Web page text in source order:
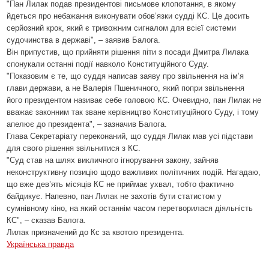
"Пан Лилак подав президентові письмове клопотання, в якому
йдеться про небажання виконувати обов’язки судді КС. Це досить
серйозний крок, який є тривожним сигналом для всієї системи
судочинства в державі", – заявив Балога.
Він припустив, що прийняти рішення піти з посади Дмитра Лилака
спонукали останні події навколо Конституційного Суду.
"Показовим є те, що суддя написав заяву про звільнення на ім’я
глави держави, а не Валерія Пшеничного, який попри звільнення
його президентом називає себе головою КС. Очевидно, пан Лилак не
вважає законним так зване керівництво Конституційного Суду, і тому
апелює до президента", – зазначив Балога.
Глава Секретаріату переконаний, що суддя Лилак мав усі підстави
для свого рішення звільнитися з КС.
"Суд став на шлях викличного ігнорування закону, зайняв
неконструктивну позицію щодо важливих політичних подій. Нагадаю,
що вже дев’ять місяців КС не приймає ухвал, тобто фактично
байдикує. Напевно, пан Лилак не захотів бути статистом у
сумнівному кіно, на який останнім часом перетворилася діяльність
КС", – сказав Балога.
Лилак призначений до Кс за квотою президента.
Українська правда